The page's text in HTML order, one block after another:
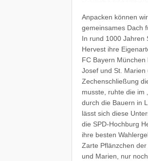
Anpacken können
gemeinsames Dach
In rund 1000 Jahren
Hervest ihre
FC Bayern München
Josef und St.
Zechenschließung
musste, ruhte die im
durch die Bauern in
lässt sich diese
die SPD-Hochburg
ihre besten
Zarte Pflänzchen
und Marien, nur